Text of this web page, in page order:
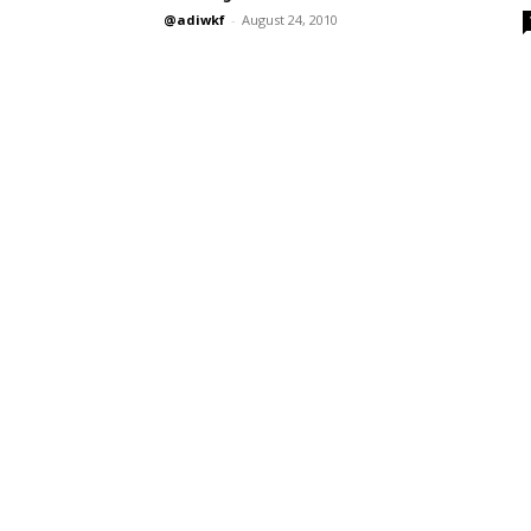
@adiwkf - August 24, 2010